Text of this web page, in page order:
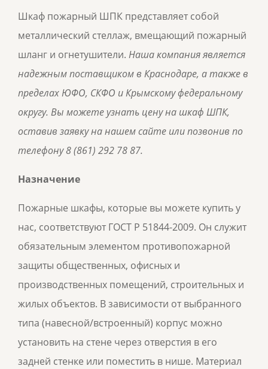
Шкаф пожарный ШПК представляет собой
металлический стеллаж, вмещающий пожарный
шланг и огнетушители. Наша компания является
надежным поставщиком в Краснодаре, а также в
пределах ЮФО, СКФО и Крымскому федеральному
округу. Вы можете узнать цену на шкаф ШПК,
оставив заявку на нашем сайте или позвонив по
телефону 8 (861) 292 78 87.
Назначение
Пожарные шкафы, которые вы можете купить у
нас, соответствуют ГОСТ Р 51844-2009. Он служит
обязательным элементом противопожарной
защиты общественных, офисных и
производственных помещений, строительных и
жилых объектов. В зависимости от выбранного
типа (навесной/встроенный) корпус можно
установить на стене через отверстия в его
задней стенке или поместить в нише. Материал